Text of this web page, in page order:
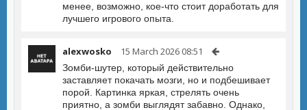
менее, возможно, кое-что стоит доработать для
лучшего игрового опыта.
alexwosko 15 March 2026 08:51
Зомби-шутер, который действительно
заставляет покачать мозги, но и подбешивает
порой. Картинка яркая, стрелять очень
приятно, а зомби выглядят забавно. Однако,